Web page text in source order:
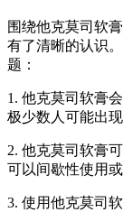
围绕他克莫司软
有了清晰的认识
题：
1. 他克莫司软膏
极少数人可能出
2. 他克莫司软膏
可以间歇性使用
3. 使用他克莫司